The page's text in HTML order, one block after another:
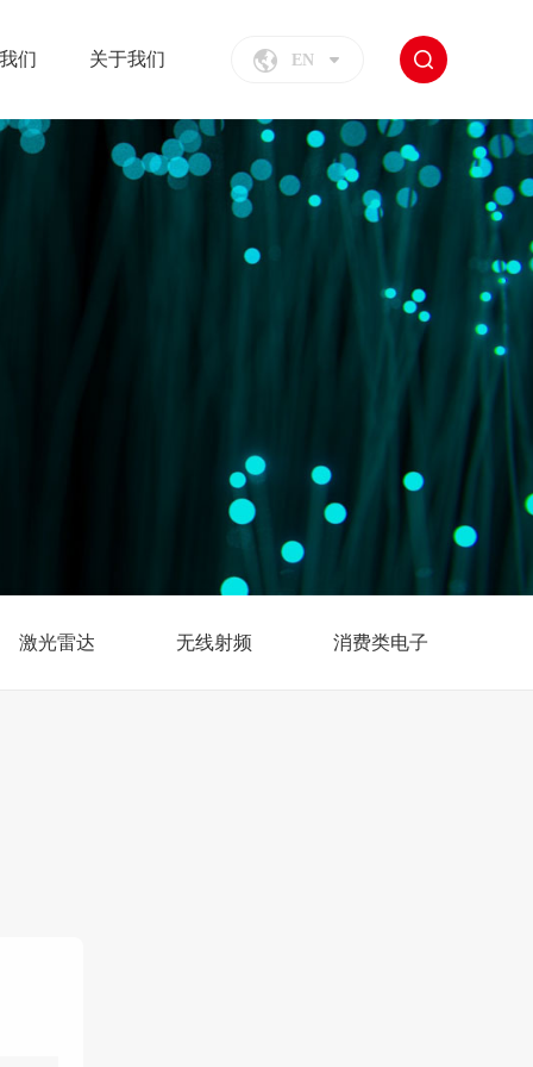
们 关于我们 EN
激光雷达 无线射频 消费类电子